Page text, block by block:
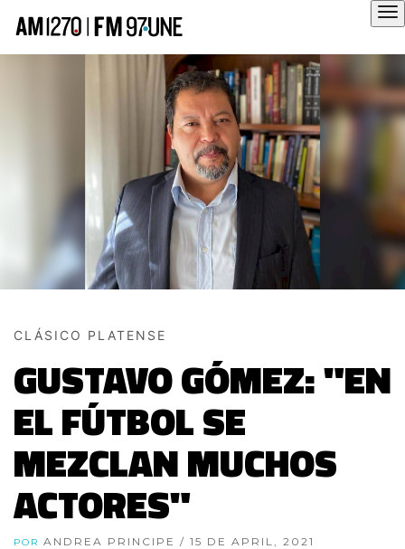
CLÁSICO PLATENSE
GUSTAVO GÓMEZ: "EN
EL FÚTBOL SE
MEZCLAN MUCHOS
ACTORES"
POR ANDREA PRINCIPE / 15 DE APRIL, 2021